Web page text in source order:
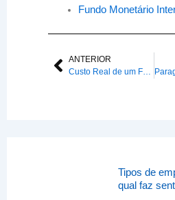
Fundo Monetário
Anterior
ANTERIOR
Tipos de
qual faz